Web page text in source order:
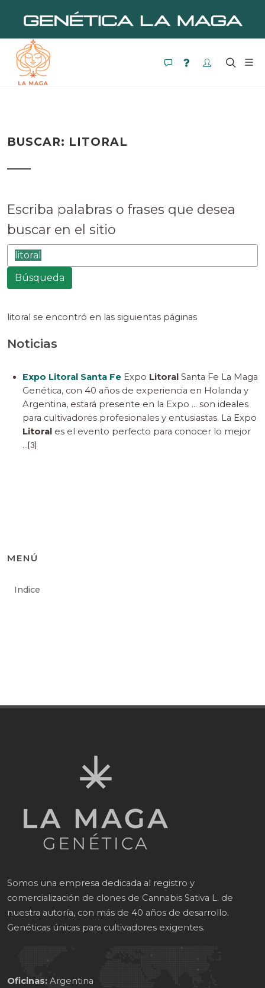
BUSCAR: LITORAL
Escriba palabras o frases que desea
buscar en el sitio
litoral se encontró en las siguientas páginas
Noticias
Expo Litoral Santa Fe Expo LitoralSanta Fe La Maga
Genética, con 40 años de experiencia en Holanda y
Argentina, estará presente en la Expo ... son ideales
para cultivadores profesionales y entusiastas. La Expo
Litorales el evento perfecto para conocer lo mejor
...[3]
MENÚ
Indice
Somos una empresa dedicada al registro y
comercialización de clones de Cannabis Sativa L. de
nuestra autoría, con más de 40 años de desarrollo.
Genéticas únicas para cultivadores exigentes.
Oficinas: Argentina